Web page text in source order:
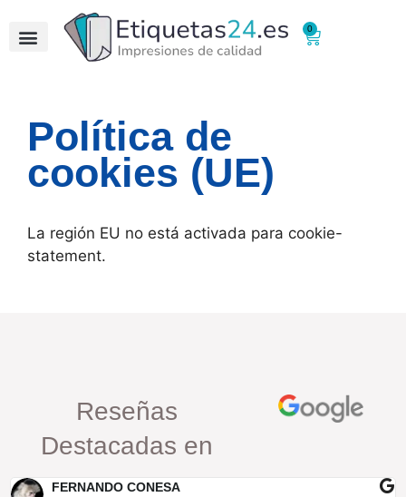
0
Política de
cookies (UE)
La región EU no está activada para cookie-
statement.
Reseñas
Destacadas en
FERNANDO CONESA